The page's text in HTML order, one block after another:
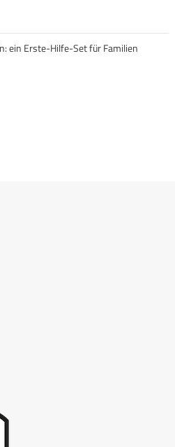
ein Erste-Hilfe-Set für Familien